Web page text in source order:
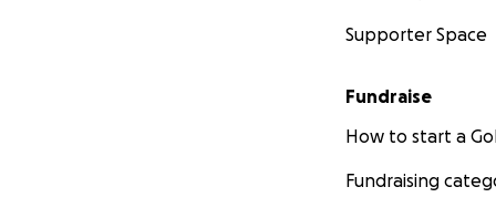
Supporter Space
Fundraise
How to start a
Fundraising